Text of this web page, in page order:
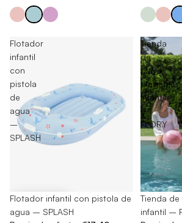
Flotador
infantil
con
pistola
de
agua
–
SPLASH
-40%
Flotador infantil con pistola de
agua – SPLASH
Tienda
de
playa
plegable
infantil
–
FLORY
-35%
Tienda
infantil –